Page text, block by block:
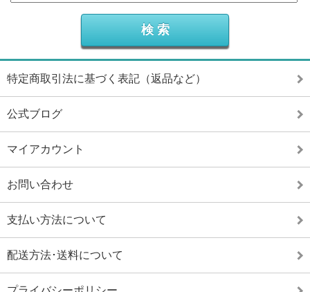
特定商取引法に基づく表記（返品など）
公式ブログ
マイアカウント
お問い合わせ
支払い方法について
配送方法･送料について